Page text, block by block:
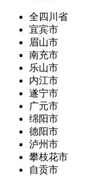
全四川省
宜宾市
眉山市
南充市
乐山市
内江市
遂宁市
广元市
绵阳市
德阳市
泸州市
攀枝花市
自贡市